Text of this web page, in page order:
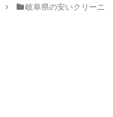
岐阜県の安いクリーニ